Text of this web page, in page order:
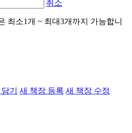
취소
최소1개 ~ 최대3개까지 가능합니
기 새 책장 등록 새 책장 수정